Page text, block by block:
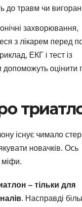
до травм чи
захворювання,
з лікарем перед
ЕКГ і тест із
оцінити
існує чимало
новачків. Ось
міфи.
– тільки для
. Насправді